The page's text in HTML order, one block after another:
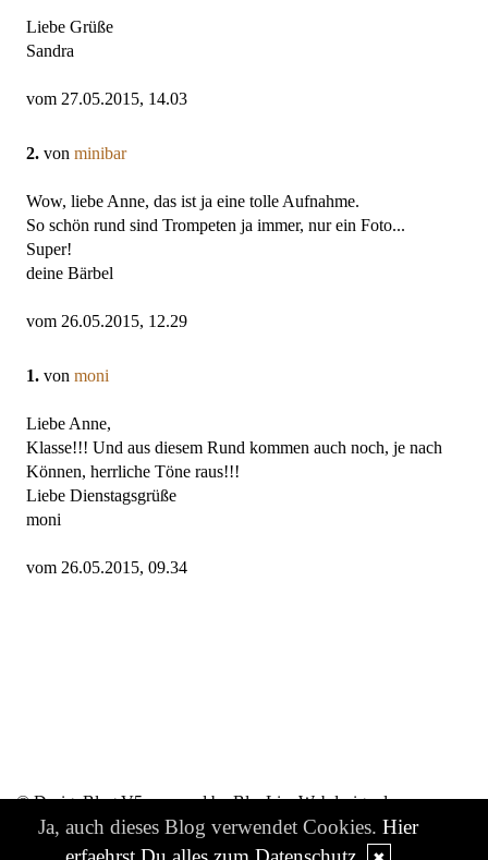
Liebe Grüße
Sandra
vom 27.05.2015, 14.03
2. von minibar
Wow, liebe Anne, das ist ja eine tolle Aufnahme.
So schön rund sind Trompeten ja immer, nur ein Foto...
Super!
deine Bärbel
vom 26.05.2015, 12.29
1. von moni
Liebe Anne,
Klasse!!! Und aus diesem Rund kommen auch noch, je nach
Können, herrliche Töne raus!!!
Liebe Dienstagsgrüße
moni
vom 26.05.2015, 09.34
© DesignBlog V5 powered by BlueLionWebdesign.de
Ja, auch dieses Blog verwendet Cookies. Hier